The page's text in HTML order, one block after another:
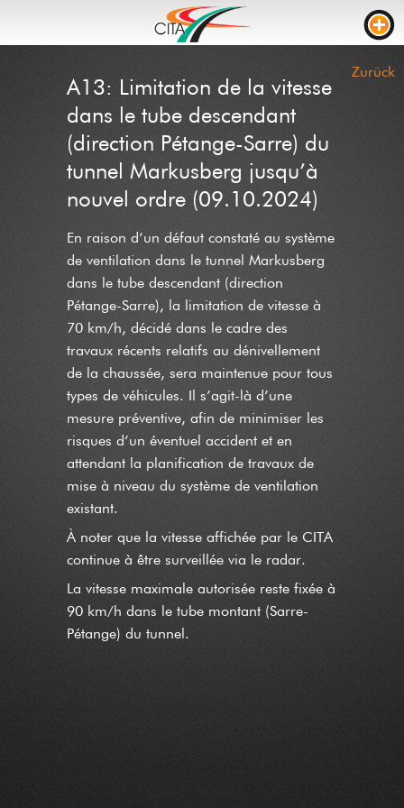
WEBCAMS
LIVE STREAM
BAUSTELLEN
FAHRZEIT
LKW PARKPLÄTZE
RTL
BAUSTELLEN
EREIGNISSE
KONTAKT
NEWS
Zurück
A13: Limitation de la vitesse
dans le tube descendant
(direction Pétange-Sarre) du
tunnel Markusberg jusqu’à
nouvel ordre (09.10.2024)
En raison d’un défaut constaté au système
de ventilation dans le tunnel Markusberg
dans le tube descendant (direction
Pétange-Sarre), la limitation de vitesse à
70 km/h, décidé dans le cadre des
travaux récents relatifs au dénivellement
de la chaussée, sera maintenue pour tous
types de véhicules. Il s’agit-là d’une
mesure préventive, afin de minimiser les
risques d’un éventuel accident et en
attendant la planification de travaux de
mise à niveau du système de ventilation
existant.
À noter que la vitesse affichée par le CITA
continue à être surveillée via le radar.
La vitesse maximale autorisée reste fixée à
90 km/h dans le tube montant (Sarre-
Pétange) du tunnel.